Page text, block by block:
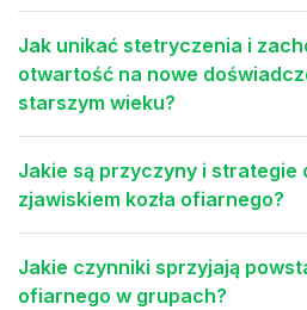
Jak unikać stetryczenia i
otwartość na nowe
starszym wieku?
Jakie są przyczyny i strategie
zjawiskiem kozła ofiarnego?
Jakie czynniki sprzyjają
ofiarnego w grupach?